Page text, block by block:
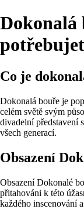
Dokonalá
Co je
Dokonalá bouře je
celém světě svým
divadelní představení
všech generací.
Obsazení
Obsazení Dokonalé
přitahováni k této
každého inscenování